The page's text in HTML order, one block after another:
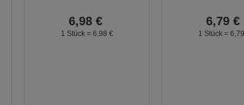
6,98 €
1 Stück = 6, 98 €
6,79 €
1 Stück = 6, 79